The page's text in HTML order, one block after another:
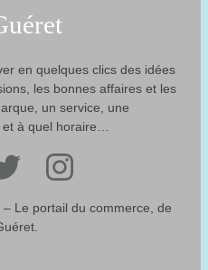
en quelques clics des idées
les bonnes affaires et les
un service, une
à quel horaire…
Instagram
Le portail du commerce, de